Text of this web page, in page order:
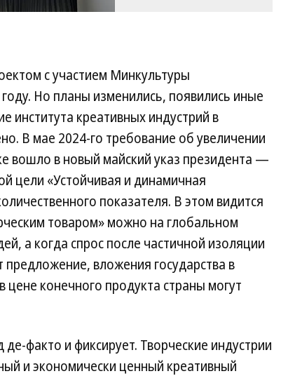
с участием Минкультуры
Но планы изменились, появились иные
креативных индустрий в
В мае 2024-го требование об увеличении
вошло в новый майский указ президента —
цели «Устойчивая и динамичная
показателя. В этом видится
товаром» можно на глобальном
а когда спрос после частичной изоляции
вложения государства в
конечного продукта страны могут
факто и фиксирует. Творческие индустрии
и экономически ценный креативный